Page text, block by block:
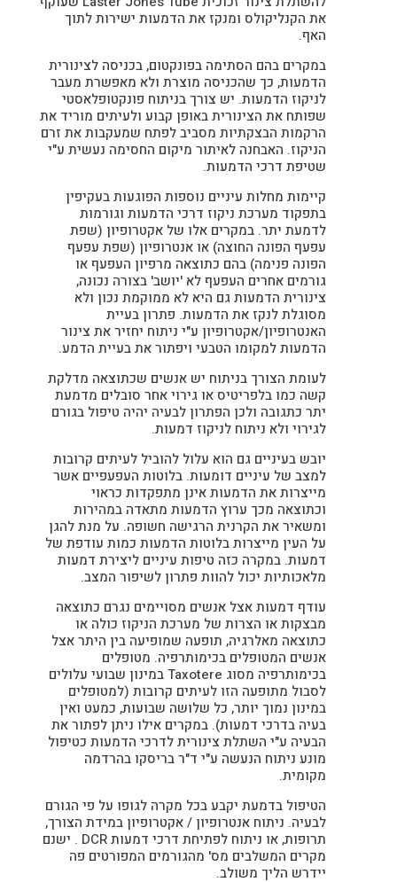
את הקנליקולס ומנקז את הדמעות ישירות לתוך
האף.
במקרים בהם הסתימה בפונקטום, בכניסה לצינורית
הדמעות, כך שהכניסה מוצרת ולא מאפשרת מעבר
לניקוז הדמעות. יש צורך בניתוח פונקטופלאסטי
שפותח את הצינורית באופן קבוע ולעיתים מוריד את
הרקמות הבצקתיות מסביב לפתח שמעקבות את זרם
הניקוז. האבחנה לאיתור מיקום החסימה נעשית ע"י
שטיפת דרכי הדמעות.
קיימות מחלות עיניים נוספות הפוגעות בעקיפין
בתפקוד מערכת ניקוז דרכי הדמעות וגורמות
לדמעת יתר. במקרים אלו של אקטרופיון (שפת
עפעף הפונה החוצה) או אנטרופיון (שפת עפעף
הפונה פנימה) בהם כתוצאה מרפיון העפעף או
גורמים אחרים העפעף לא 'יושב' בצורה נכונה,
צינורית הדמעות גם היא לא ממוקמת נכון ולא
מסוגלת לנקז את הדמעות. פתרון בעיית
האנטרופיון/אקטרופיון ע"י ניתוח יחזיר את צינור
הדמעות למקומו הטבעי ויפתור את בעיית הדמע.
לעומת הצורך בניתוח יש אנשים שכתוצאה מדלקת
קשה כמו בלפריטיס או גירוי אחר סובלים מדמעת
יתר כתגובה ולכן הפתרון לבעיה יהיה טיפול בגורם
לגירוי ולא ניתוח לניקוז דמעות.
יובש בעיניים גם הוא עלול להוביל לעיתים קרובות
למצב של עיניים דומעות. בלוטות העפעפיים אשר
מייצרות את הדמעות אינן מתפקדות כראוי
וכתוצאה מכך ערוץ הדמעות מתאדה במהירות
ומשאיר את הקרנית הרגישה חשופה. על מנת להגן
על העין מייצרות בלוטות הדמעות כמות עודפת של
דמעות. במקרה כזה טיפות עיניים ליצירת דמעות
מלאכותיות יכול להוות פתרון לשיפור המצב.
עודף דמעות אצל אנשים מסויימים נגרם כתוצאה
מבצקות או הצרות של מערכת הניקוז כולה או
כתוצאה מאלרגיה, תופעה שמופיעה בין היתר אצל
אנשים המטופלים בכימותרפיה. מטופלים
בכימותרפיה מסוג Taxotere במינון שבועי עלולים
לסבול מתופעה הזו לעיתים קרובות (למטופלים
במינון נמוך יותר, כל שלושה שבועות, כמעט ואין
בעיה בדרכי דמעות). במקרים אילו ניתן לפתור את
הבעיה ע"י השתלת צינורית לדרכי הדמעות כטיפול
מונע ניתוח הנעשה ע"י ד"ר בריסקו בהרדמה
מקומית.
הטיפול בדמעת יקבע בכל מקרה לגופו על פי הגורם
לבעיה. ניתוח אנטרופיון / אקטרופיון במידת הצורך,
תרופות, או ניתוח לפתיחת דרכי דמעות DCR . ישנם
מקרים המשלבים מס' מהגורמים המפורטים פה
יידרש הליך משולב.